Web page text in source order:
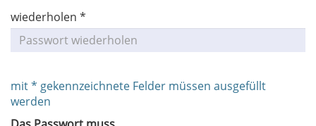
wiederholen *
mit * gekennzeichnete Felder müssen ausgefüllt
werden